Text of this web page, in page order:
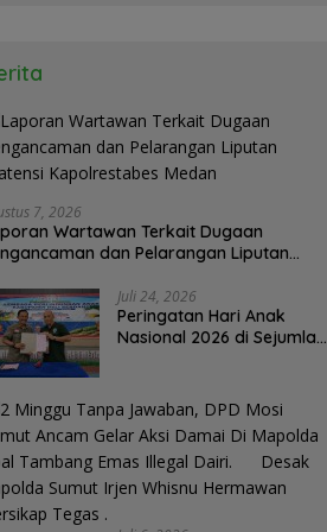
7, 2026
Wartawan Terkait Dugaan
dan Pelarangan Liputan
Juli 24, 2026
Peringatan Hari Anak
Nasional 2026 di Sejumlah
Kemendikdasmen